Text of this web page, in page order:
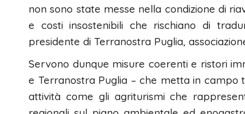
non sono state messe nella condizione di
e costi insostenibili che rischiano di
presidente di Terranostra Puglia,
Servono dunque misure coerenti e ristori
e Terranostra Puglia – che metta in
attività come gli agriturismi che